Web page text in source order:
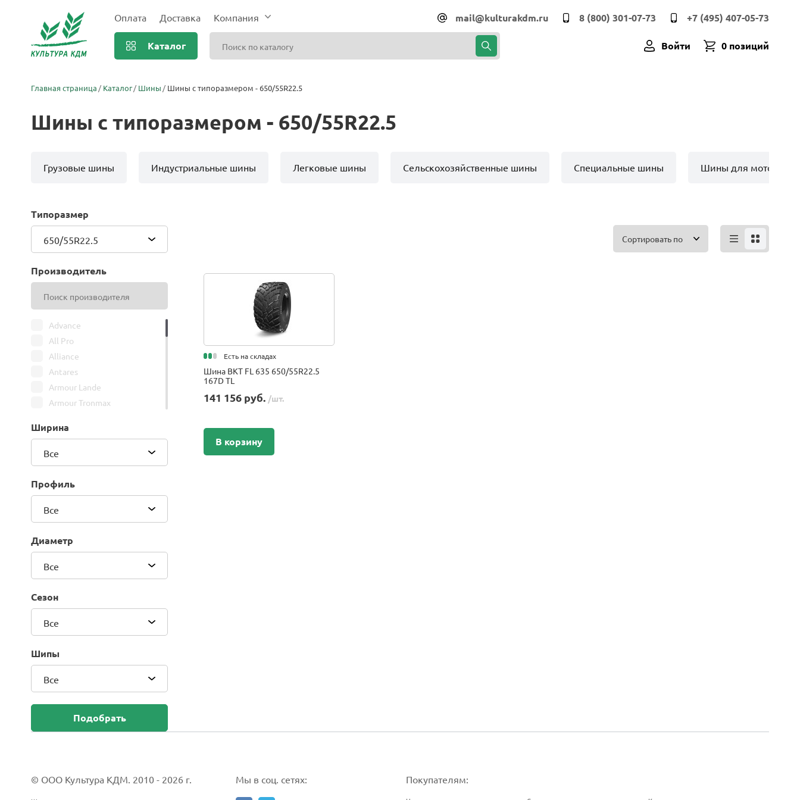
Оплата Доставка Компания +7 (495) 407-05-73
8 (800) 301-07-73
mail@kulturakdm.ru
Каталог 0 позиций
Войти
Главная страница Каталог Шины Шины с типоразмером - 650/55R22.5
Шины с типоразмером - 650/55R22.5
Грузовые шины Индустриальные шины Легковые шины Сельскохозяйственные шины Специальные шины Шины для мото
Типоразмер
650/55R22.5
Производитель
Advance
All Pro
Alliance
Antares
Armour Lande
Armour Tronmax
ATIRE
Bars
Belshina
BFGoodrich
BK Trailer
BKT
Camso (Solideal)
CEAT
Composit
Continental
Cordiant
CrossWind
Ширина
Все
Профиль
Все
Диаметр
Все
Сезон
Все
Шипы
Все
Подобрать
Сортировать по
Есть на складах
Шина BKT FL 635 650/55R22.5
167D TL
141 156 руб. /шт.
В корзину
© ООО Культура КДМ. 2010 - 2026 г. Мы в соц. сетях: Покупателям: